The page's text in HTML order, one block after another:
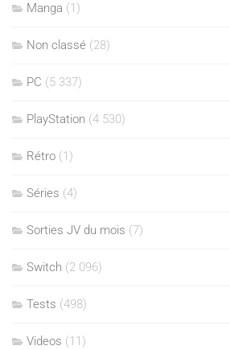
Manga (1)
Non classé (28)
PC (5 337)
PlayStation (4 530)
Rétro (1)
Séries (4)
Sorties JV du mois (7)
Switch (2 096)
Tests (498)
Videos (11)